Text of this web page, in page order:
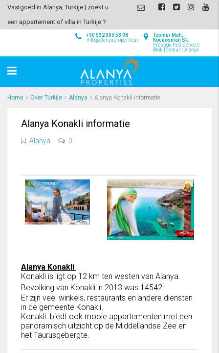
Vastgoed in Alanya, Turkije | zoekt u
een appartement of villa in Turkije ?
Tosmur Mah,
Kocaosman Sk.
Prestige Residence C
Blok Tosmur / Alanya
+90 532 300 53 08
info@alanyaproperties.com
Home Over Turkije Alanya Alanya Konakli informatie
Alanya Konakli informatie
Alanya 0
Alanya Konakli
Konakli is ligt op 12 km ten westen van Alanya.
Bevolking van Konakli in 2013 was 14542.
Er zijn veel winkels, restaurants en andere diensten
in de gemeente Konakli.
Konakli biedt ook mooie appartementen met een
panoramisch uitzicht op de Middellandse Zee en
het Taurusgebergte.